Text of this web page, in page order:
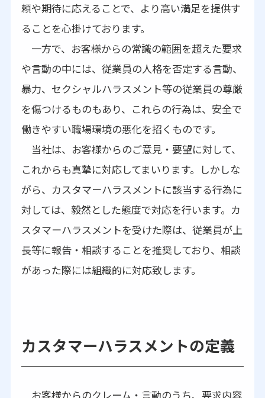
頼や期待に応えることで、より高い満足を提供す
ることを心掛けております。
一方で、お客様からの常識の範囲を超えた要求
や言動の中には、従業員の人格を否定する言動、
暴力、セクシャルハラスメント等の従業員の尊厳
を傷つけるものもあり、これらの行為は、安全で
働きやすい職場環境の悪化を招くものです。
当社は、お客様からのご意見・要望に対して、
これからも真摯に対応してまいります。しかしな
がら、カスタマーハラスメントに該当する行為に
対しては、毅然とした態度で対応を行います。カ
スタマーハラスメントを受けた際は、従業員が上
長等に報告・相談することを推奨しており、相談
があった際には組織的に対応致します。
カスタマーハラスメントの定義
お客様からのクレーム・言動のうち、要求内容